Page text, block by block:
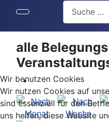
Search
alle
Wir benutzen Cookies
Wir nutzen Cookies auf
sind essenziell für den
uns helfen, diese Website